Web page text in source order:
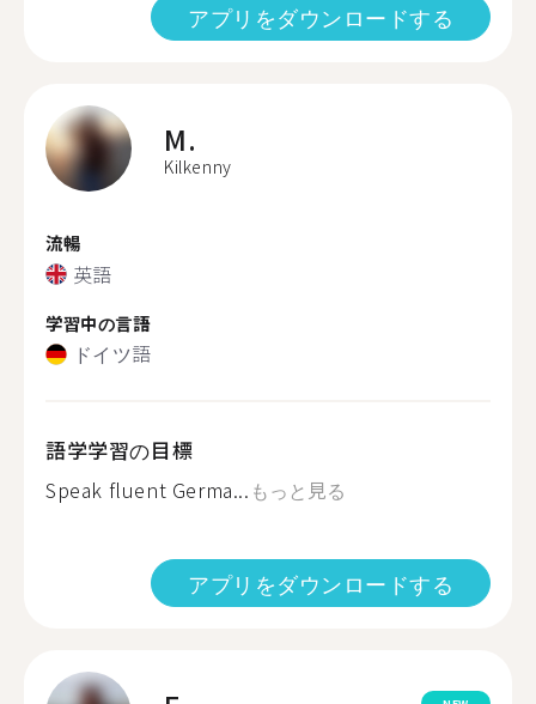
アプリをダウンロードする
M.
Kilkenny
流暢
英語
学習中の言語
ドイツ語
語学学習の目標
Speak fluent Germa... もっと見る
アプリをダウンロードする